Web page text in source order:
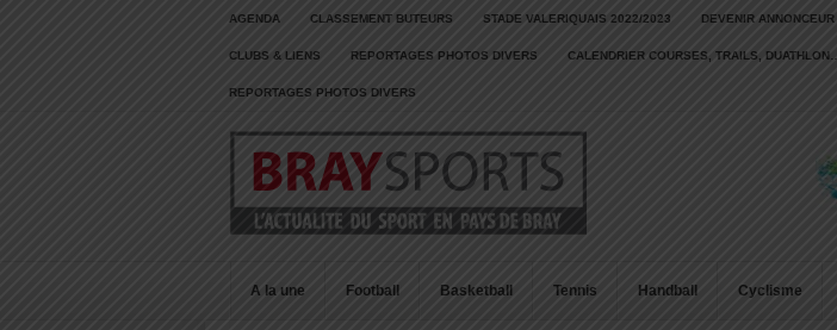
AGENDA CLASSEMENT BUTEURS STADE VALERIQUAIS 2022/2023 DEVENIR ANNONCEUR
CLUBS & LIENS REPORTAGES PHOTOS DIVERS CALENDRIER COURSES, TRAILS, DUATHLON…
REPORTAGES PHOTOS DIVERS
A la une Football Basketball Tennis Handball Cyclisme